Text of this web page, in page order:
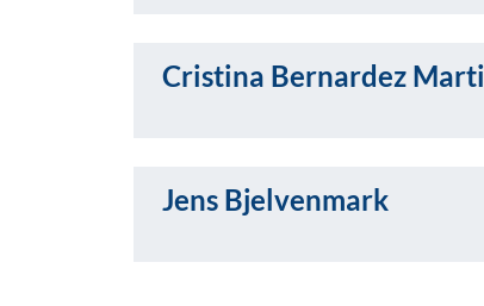
Cristina Bernardez Marti
Jens Bjelvenmark